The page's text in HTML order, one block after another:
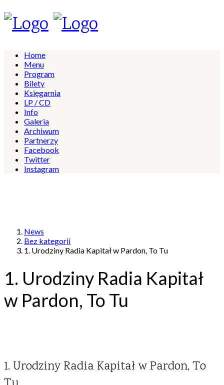
Home
Menu
Program
Bilety
Księgarnia
LP / CD
Info
Galeria
Archiwum
Partnerzy
Facebook
Twitter
Instagram
News
Bez kategorii
1. Urodziny Radia Kapitał w Pardon, To Tu
1. Urodziny Radia Kapitał
w Pardon, To Tu
1. Urodziny Radia Kapitał w Pardon, To